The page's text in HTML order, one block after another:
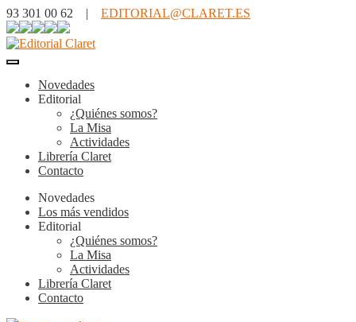
93 301 00 62 | EDITORIAL@CLARET.ES
Novedades
Editorial
¿Quiénes somos?
La Misa
Actividades
Librería Claret
Contacto
Novedades
Los más vendidos
Editorial
¿Quiénes somos?
La Misa
Actividades
Librería Claret
Contacto